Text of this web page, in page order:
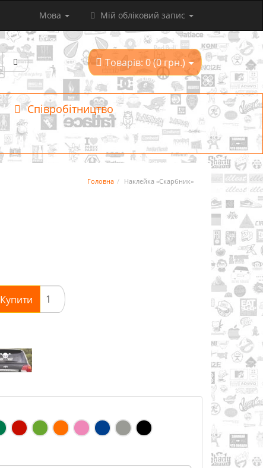
Мова Мій обліковий запис
Товарів: 0 (0 грн.)
Співробітництво
Головна Наклейка «Скарбник»
Купити